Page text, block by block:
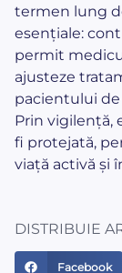
termen lung
esențiale:
permit
ajusteze
pacientului
Prin vigilență,
fi protejată,
viață activă și
DISTRIBUIE
Facebook